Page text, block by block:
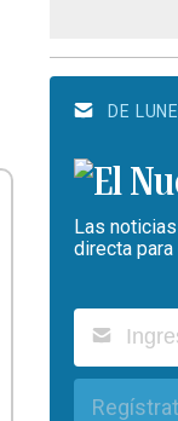
DE
Las
directa